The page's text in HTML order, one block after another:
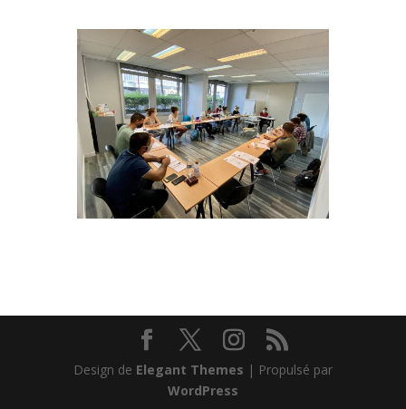
Design de Elegant Themes | Propulsé par
WordPress